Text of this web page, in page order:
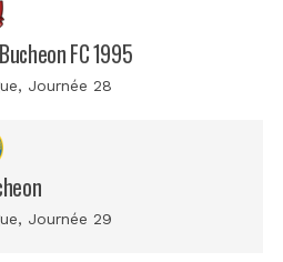
FC 1995
, Journée 28
, Journée 29